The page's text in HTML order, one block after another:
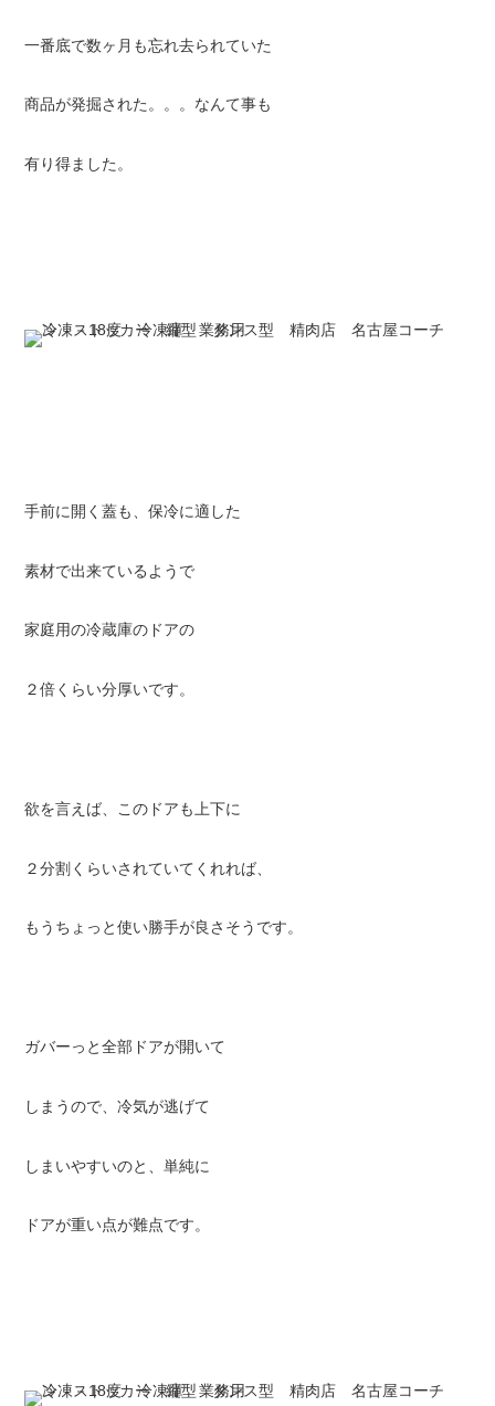
一番底で数ヶ月も忘れ去られていた
商品が発掘された。。。なんて事も
有り得ました。
手前に開く蓋も、保冷に適した
素材で出来ているようで
家庭用の冷蔵庫のドアの
２倍くらい分厚いです。
欲を言えば、このドアも上下に
２分割くらいされていてくれれば、
もうちょっと使い勝手が良さそうです。
ガバーっと全部ドアが開いて
しまうので、冷気が逃げて
しまいやすいのと、単純に
ドアが重い点が難点です。